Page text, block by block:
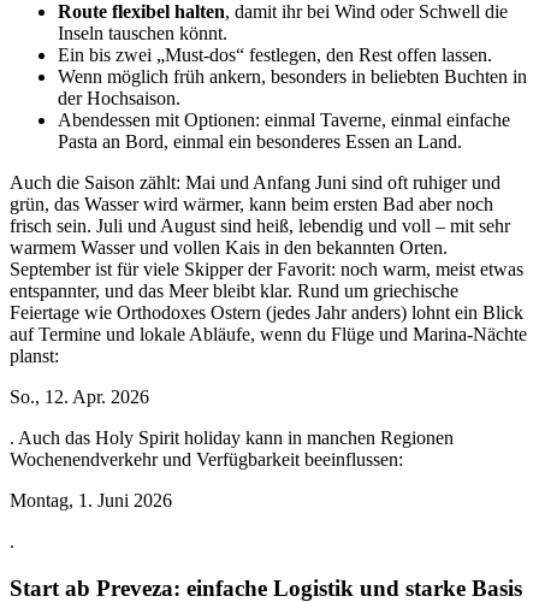
Route flexibel halten, damit ihr bei Wind oder Schwell die
Inseln tauschen könnt.
Ein bis zwei „Must-dos“ festlegen, den Rest offen lassen.
Wenn möglich früh ankern, besonders in beliebten Buchten in
der Hochsaison.
Abendessen mit Optionen: einmal Taverne, einmal einfache
Pasta an Bord, einmal ein besonderes Essen an Land.
Auch die Saison zählt: Mai und Anfang Juni sind oft ruhiger und
grün, das Wasser wird wärmer, kann beim ersten Bad aber noch
frisch sein. Juli und August sind heiß, lebendig und voll – mit sehr
warmem Wasser und vollen Kais in den bekannten Orten.
September ist für viele Skipper der Favorit: noch warm, meist etwas
entspannter, und das Meer bleibt klar. Rund um griechische
Feiertage wie Orthodoxes Ostern (jedes Jahr anders) lohnt ein Blick
auf Termine und lokale Abläufe, wenn du Flüge und Marina-Nächte
planst:
So., 12. Apr. 2026
. Auch das Holy Spirit holiday kann in manchen Regionen
Wochenendverkehr und Verfügbarkeit beeinflussen:
Montag, 1. Juni 2026
.
Start ab Preveza: einfache Logistik und starke Basis